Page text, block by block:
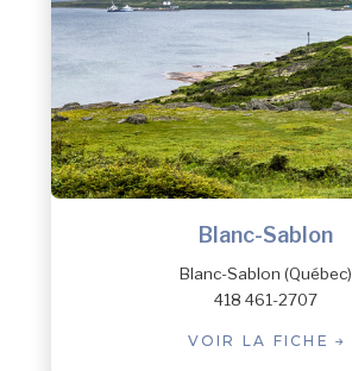
Blanc-Sablon
Blanc-Sablon (Québec)
418 461-2707
VOIR LA FICHE